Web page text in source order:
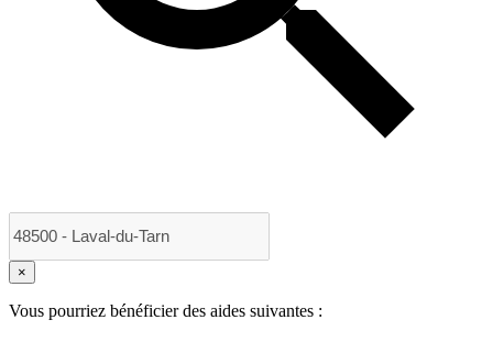
×
Vous pourriez bénéficier des aides suivantes :